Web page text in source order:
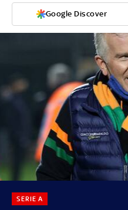
Google Discover
SERIE A